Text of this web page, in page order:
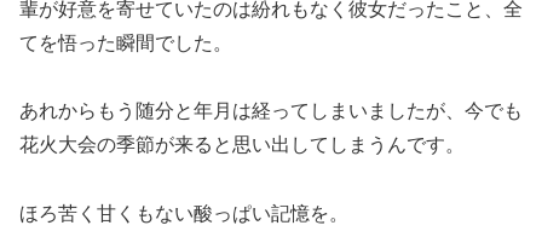
輩が好意を寄せていたのは紛れもなく彼女だったこと、全
てを悟った瞬間でした。
あれからもう随分と年月は経ってしまいましたが、今でも
花火大会の季節が来ると思い出してしまうんです。
ほろ苦く甘くもない酸っぱい記憶を。